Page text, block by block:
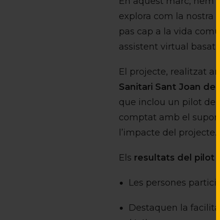
explora com la nostra
pas cap a la vida
assistent virtual basat
El projecte, realitzat
Sanitari Sant Joan de
que inclou un pilot de
comptat amb el
l’impacte del projecte.
Els resultats del pilot
Les persones
Destaquen la